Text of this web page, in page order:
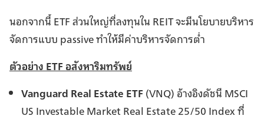
นอกจากนี้ ETF ส่วนใหญ่ที่ลงทุนใน REIT จะมีนโยบายบริหาร
จัดการแบบ passive ทำให้มีค่าบริหารจัดการต่ำ
ตัวอย่าง ETF อสังหาริมทรัพย์
Vanguard Real Estate ETF (VNQ) อ้างอิงดัชนี MSCI
US Investable Market Real Estate 25/50 Index ที่